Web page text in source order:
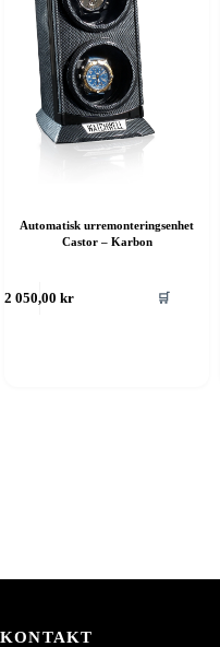
Automatisk urremonteringsenhet
Castor – Karbon
2 050,00kr 🛒
KONTAKT